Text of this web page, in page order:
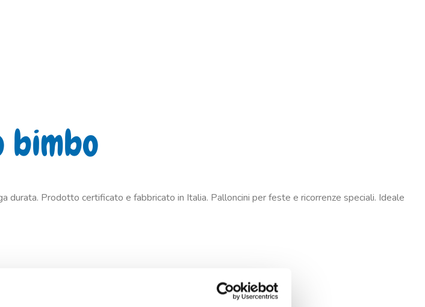
durata. Prodotto certificato e fabbricato in Italia. Palloncini per feste e ricorrenze speciali. Ideale